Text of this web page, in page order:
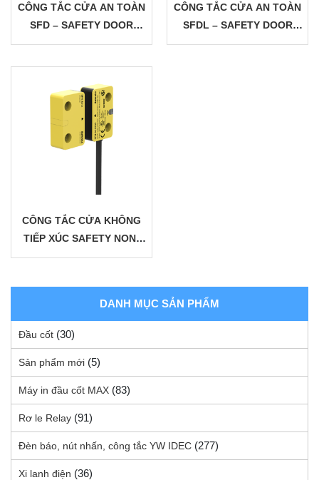
CÔNG TẮC CỬA AN TOÀN
SFD – SAFETY DOOR
SWITCH AUTONICS
CÔNG TẮC CỬA AN TOÀN
SFDL – SAFETY DOOR
SWITCH AUTONICS
CÔNG TẮC CỬA KHÔNG
TIẾP XÚC SAFETY NON-
CONTACT SWITCH SFN
DANH MỤC SẢN PHẨM
Đầu cốt (30)
Sản phẩm mới (5)
Máy in đầu cốt MAX (83)
Rơ le Relay (91)
Đèn báo, nút nhấn, công tắc YW IDEC (277)
Xi lanh điện (36)